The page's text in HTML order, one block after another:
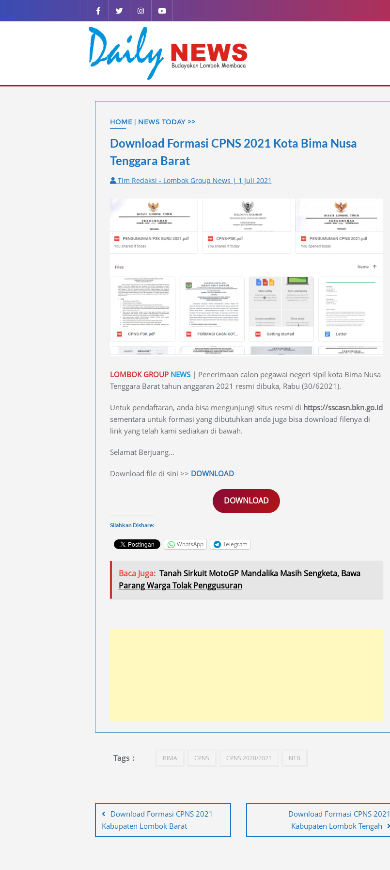
HOME | NEWS TODAY >>
Download Formasi CPNS 2021 Kota Bima Nusa
Tenggara Barat
Tim Redaksi - Lombok Group News | 1 Juli 2021
LOMBOK GROUP NEWS| Penerimaan calon pegawai negeri sipil kota Bima Nusa
Tenggara Barat tahun anggaran 2021 resmi dibuka, Rabu (30/62021).
Untuk pendaftaran, anda bisa mengunjungi situs resmi di https://sscasn.bkn.go.id
sementara untuk formasi yang dibutuhkan anda juga bisa download filenya di
link yang telah kami sediakan di bawah.
Selamat Berjuang…
Download file di sini >> DOWNLOAD
DOWNLOAD
Silahkan Dishare:
WhatsApp Telegram
Baca Juga: Tanah Sirkuit MotoGP Mandalika Masih Sengketa, Bawa
Parang Warga Tolak Penggusuran
Tags : BIMA CPNS CPNS 2020/2021 NTB
Navigasi
posDownload Formasi CPNS 2021
Kabupaten Lombok Barat
Download Formasi CPNS 2021
Kabupaten Lombok Tengah